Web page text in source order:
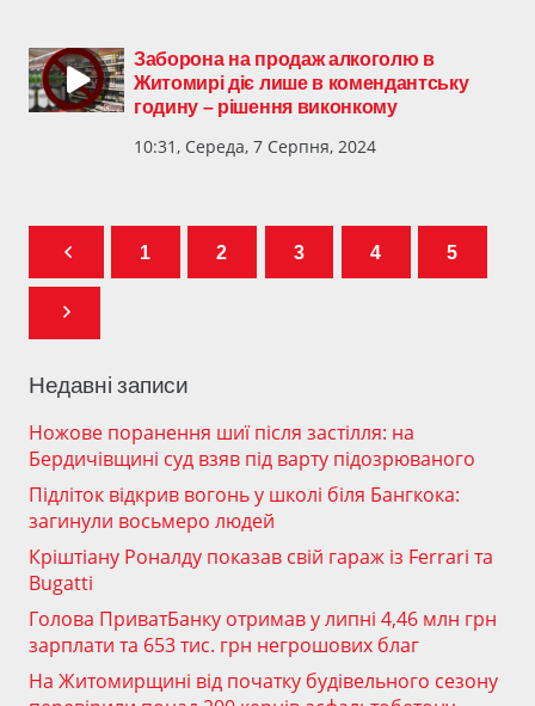
Заборона на продаж алкоголю в
Житомирі діє лише в комендантську
годину – рішення виконкому
10:31, Середа, 7 Серпня, 2024
1 2 3 4 5
Недавні записи
Ножове поранення шиї після застілля: на
Бердичівщині суд взяв під варту підозрюваного
Підліток відкрив вогонь у школі біля Бангкока:
загинули восьмеро людей
Кріштіану Роналду показав свій гараж із Ferrari та
Bugatti
Голова ПриватБанку отримав у липні 4,46 млн грн
зарплати та 653 тис. грн негрошових благ
На Житомирщині від початку будівельного сезону